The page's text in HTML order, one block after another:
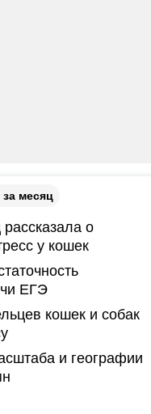
месяц
о
у кошек
ЕГЭ
кошек и собак
и географии